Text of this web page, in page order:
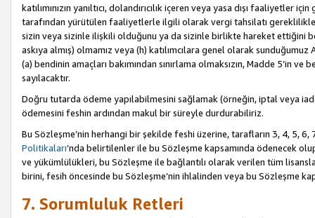
katılımınızın yanıltıcı, dolandırıcılık içeren veya yasa dışı
tarafından yürütülen faaliyetlerle ilgili olarak vergi tahsilatı
sizin veya sizinle ilişkili olduğunu ya da sizinle birlikte hareket ettiğini
askıya almış) olmamız veya (h) katılımcılara genel olarak
(a) bendinin amaçları bakımından sınırlama olmaksızın, Madde 5’in
sayılacaktır.
Doğru tutarda ödeme yapılabilmesini sağlamak (örneğin, iptal veya
ödemesini feshin ardından makul bir süreyle durdurabiliriz.
Bu Sözleşme’nin herhangi bir şekilde feshi üzerine, tarafların 3, 4, 5,
Politikaları’nda belirtilenler ile bu Sözleşme kapsamında ödenecek
ve yükümlülükleri, bu Sözleşme ile bağlantılı olarak verilen tüm
birini, fesih öncesinde bu Sözleşme’nin ihlalinden veya bu Sözleşme
7. Sorumluluk Retleri